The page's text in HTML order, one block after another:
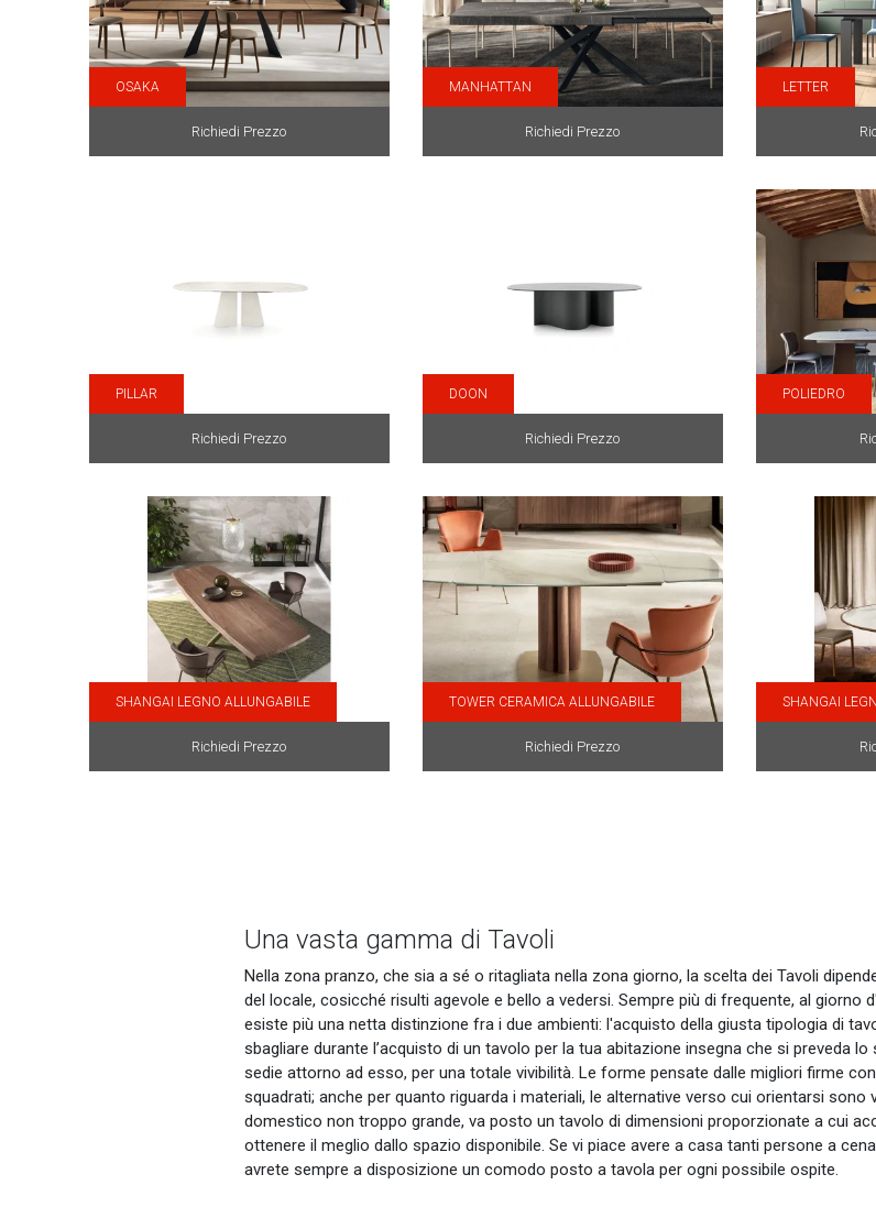
OSAKA
Richiedi Prezzo
MANHATTAN
Richiedi Prezzo
LETTER
PILLAR
Richiedi Prezzo
DOON
Richiedi Prezzo
POLIEDRO
SHANGAI LEGNO ALLUNGABILE
Richiedi Prezzo
TOWER CERAMICA ALLUNGABILE
Richiedi Prezzo
SHANGAI
Una vasta gamma di Tavoli
Nella zona pranzo, che sia a sé o ritagliata nella zona giorno, la scelta dei Tavoli
del locale, cosicché risulti agevole e bello a vedersi. Sempre più di frequente, al
esiste più una netta distinzione fra i due ambienti: l'acquisto della giusta tipologia di
sbagliare durante l’acquisto di un tavolo per la tua abitazione insegna che si preveda
sedie attorno ad esso, per una totale vivibilità. Le forme pensate dalle migliori firme
squadrati; anche per quanto riguarda i materiali, le alternative verso cui orientarsi sono
domestico non troppo grande, va posto un tavolo di dimensioni proporzionate a cui
ottenere il meglio dallo spazio disponibile. Se vi piace avere a casa tanti persone a
avrete sempre a disposizione un comodo posto a tavola per ogni possibile ospite.